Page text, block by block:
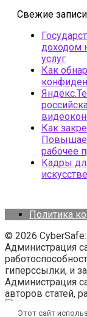
Свежие записи
доходом
услуг
Как
Как
рабочее
Кадры
Политика
© 2026
Администрация
гиперссылки, и
Администрация
авторов статей,
Этот сайт